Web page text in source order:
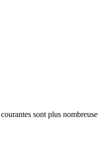
sont plus